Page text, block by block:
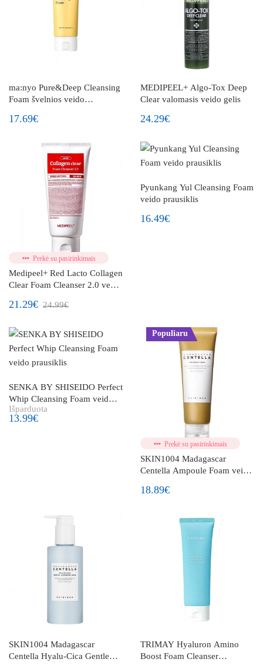
ma:nyo Pure&Deep Cleansing
Foam švelnios veido
17.69€
MEDIPEEL+ Algo-Tox Deep
Clear valomasis veido gelis
24.29€
Prekė su pasirinkimais
Medipeel+ Red Lacto Collagen
Clear Foam Cleanser 2.0 veido
rūgštimis
21.29€ 24.99€
Pyunkang Yul Cleansing Foam
veido prausiklis
16.49€
SENKA BY SHISEIDO Perfect
Whip Cleansing Foam veido
prausiklis
Išparduota
13.99€
Populiaru
Prekė su pasirinkimais
SKIN1004 Madagascar
Centella Ampoule Foam veido
ekstraktu
18.89€
SKIN1004 Madagascar
Centella Hyalu-Cica Gentle
TRIMAY Hyaluron Amino
Boost Foam Cleanser